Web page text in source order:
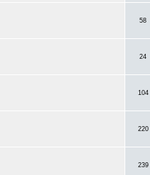
58
24
104
220
239